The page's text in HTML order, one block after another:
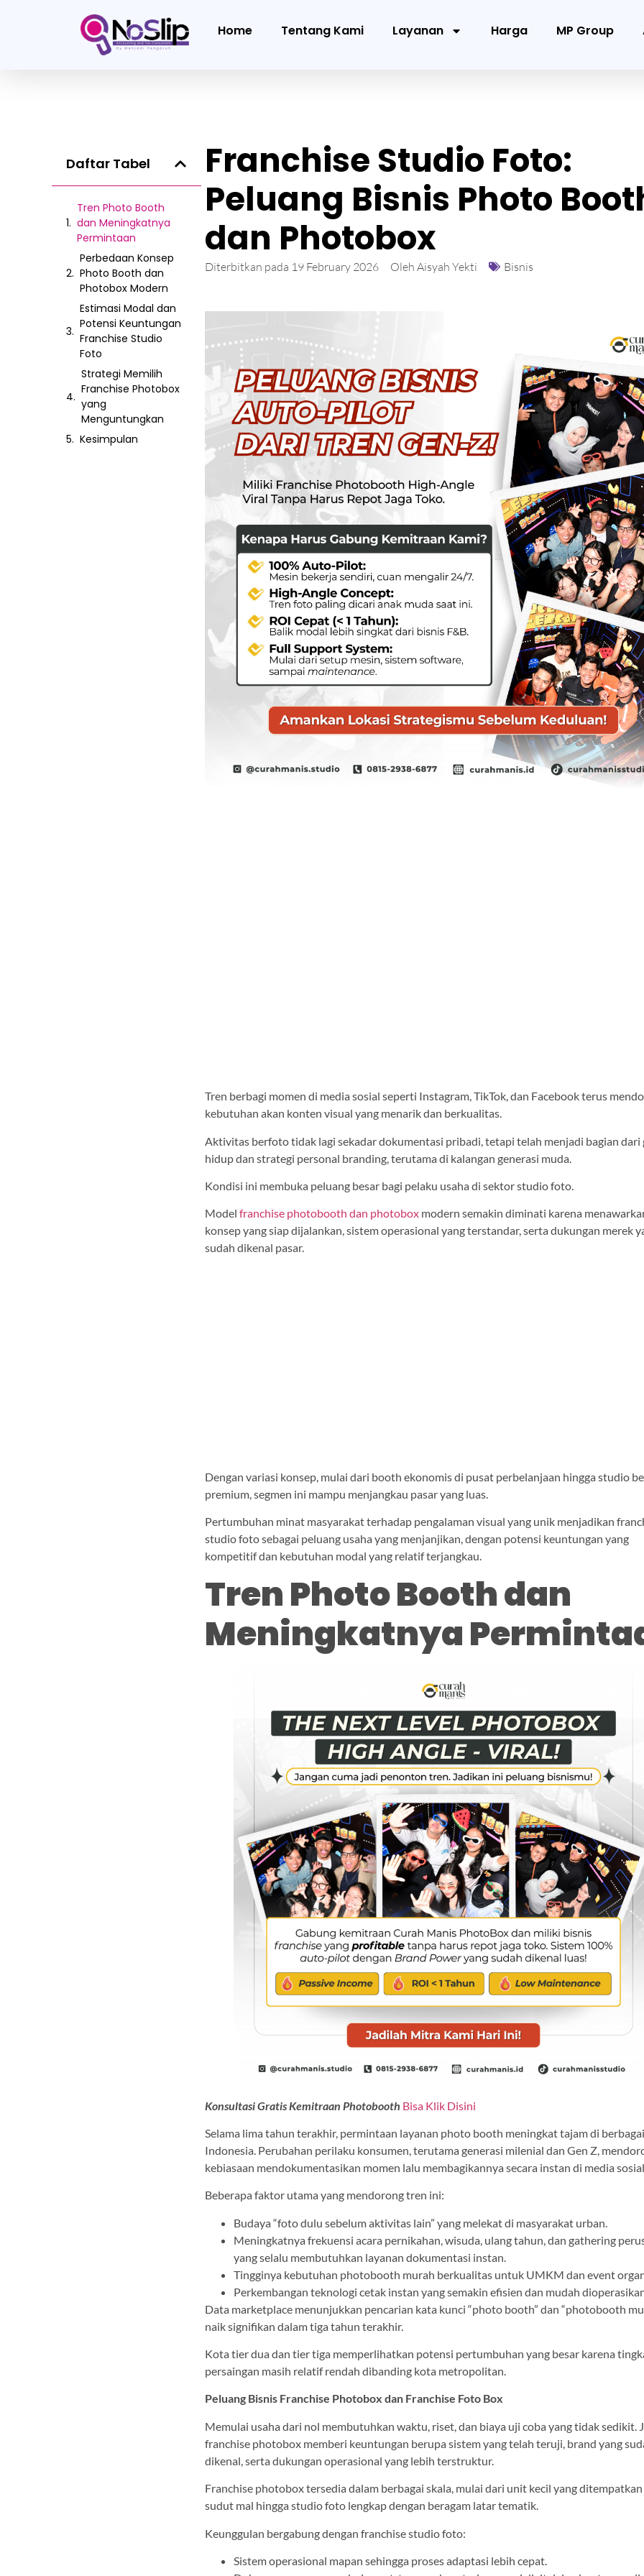
Home Tentang Kami Layanan Harga MP Group
Daftar Tabel
Tren Photo Booth
dan Meningkatnya
Permintaan
Perbedaan Konsep
Photo Booth dan
Photobox Modern
Estimasi Modal dan
Potensi Keuntungan
Franchise Studio
Foto
Strategi Memilih
Franchise Photobox
yang
Menguntungkan
Kesimpulan
Franchise Studio Foto:
Peluang Bisnis Photo
dan Photobox
Diterbitkan pada 19 February 2026 Oleh Aisyah Yekti Bisnis
Tren berbagi momen di media sosial seperti Instagram, TikTok, dan Facebook terus
kebutuhan akan konten visual yang menarik dan berkualitas.
Aktivitas berfoto tidak lagi sekadar dokumentasi pribadi, tetapi telah menjadi bagian dari
hidup dan strategi personal branding, terutama di kalangan generasi muda.
Kondisi ini membuka peluang besar bagi pelaku usaha di sektor studio foto.
Modelfranchise photobooth dan photobox modern semakin diminati karena
konsep yang siap dijalankan, sistem operasional yang terstandar, serta dukungan merek
sudah dikenal pasar.
Dengan variasi konsep, mulai dari booth ekonomis di pusat perbelanjaan hingga studio
premium, segmen ini mampu menjangkau pasar yang luas.
Pertumbuhan minat masyarakat terhadap pengalaman visual yang unik menjadikan
studio foto sebagai peluang usaha yang menjanjikan, dengan potensi keuntungan yang
kompetitif dan kebutuhan modal yang relatif terjangkau.
Tren Photo Booth dan
Meningkatnya
Konsultasi Gratis Kemitraan Photobooth Bisa Klik Disini
Selama lima tahun terakhir, permintaan layanan photo booth meningkat tajam di
Indonesia. Perubahan perilaku konsumen, terutama generasi milenial dan Gen Z,
kebiasaan mendokumentasikan momen lalu membagikannya secara instan di media
Beberapa faktor utama yang mendorong tren ini:
Budaya “foto dulu sebelum aktivitas lain” yang melekat di masyarakat urban.
Meningkatnya frekuensi acara pernikahan, wisuda, ulang tahun, dan gathering
yang selalu membutuhkan layanan dokumentasi instan.
Tingginya kebutuhan photobooth murah berkualitas untuk UMKM dan event
Perkembangan teknologi cetak instan yang semakin efisien dan mudah
Data marketplace menunjukkan pencarian kata kunci “photo booth” dan “photobooth
naik signifikan dalam tiga tahun terakhir.
Kota tier dua dan tier tiga memperlihatkan potensi pertumbuhan yang besar karena
persaingan masih relatif rendah dibanding kota metropolitan.
Peluang Bisnis Franchise Photobox dan Franchise Foto Box
Memulai usaha dari nol membutuhkan waktu, riset, dan biaya uji coba yang tidak sedikit.
franchise photobox memberi keuntungan berupa sistem yang telah teruji, brand yang
dikenal, serta dukungan operasional yang lebih terstruktur.
Franchise photobox tersedia dalam berbagai skala, mulai dari unit kecil yang
sudut mal hingga studio foto lengkap dengan beragam latar tematik.
Keunggulan bergabung dengan franchise studio foto:
Sistem operasional mapan sehingga proses adaptasi lebih cepat.